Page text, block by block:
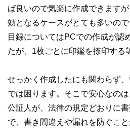
ば良いので気楽に作成できます
効となるケースがとても多いの
目録についてはPCでの作成が認
たが、1枚ごとに印鑑を捺印する
せっかく作成したにも関わらず、
では困ります。そこで安心なの
公証人が、法律の規定どおりに
で、書き間違えや漏れを防ぐこと